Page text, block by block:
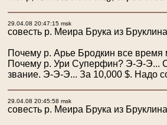
29.04.08 20:47:15 msk
совесть р. Меира Брука из Бруклина
Почему р. Арье Бродкин все время
Почему р. Ури Суперфин? Э-Э-Э...
звание. Э-Э-Э... За 10,000 $. Надо
29.04.08 20:45:58 msk
совесть р. Меира Брука из Бруклина